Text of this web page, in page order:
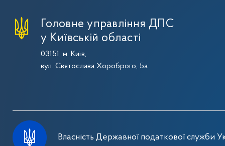
Головне управління ДПС
у Київській області
03151, м. Київ,
вул. Святослава Хороброго, 5а
Власність Державної податкової служби